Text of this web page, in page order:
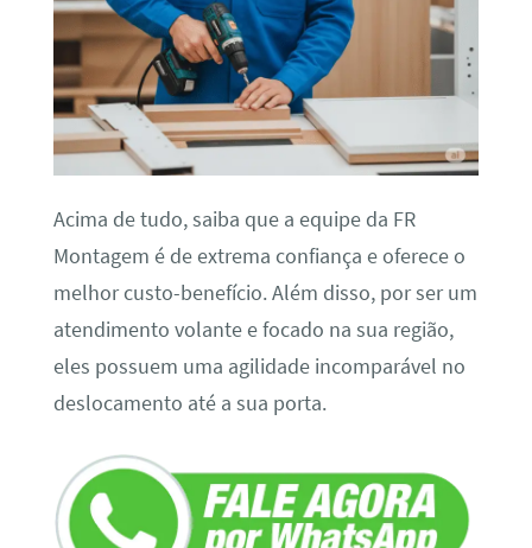
Acima de tudo, saiba que a equipe da FR
Montagem é de extrema confiança e oferece o
melhor custo-benefício. Além disso, por ser um
atendimento volante e focado na sua região,
eles possuem uma agilidade incomparável no
deslocamento até a sua porta.